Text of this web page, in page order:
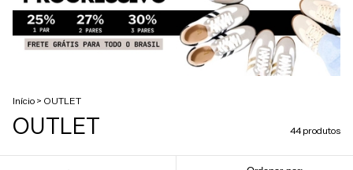
Início > OUTLET
OUTLET 44 produtos